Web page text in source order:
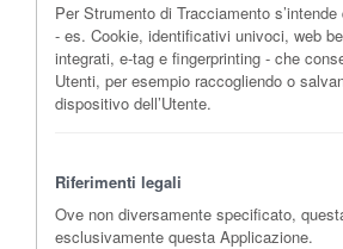
Per Strumento di Tracciamento
- es. Cookie, identificativi univoci, web
integrati, e-tag e fingerprinting - che
Utenti, per esempio raccogliendo o
dispositivo dell’Utente.
Riferimenti legali
Ove non diversamente specificato,
esclusivamente questa Applicazione.